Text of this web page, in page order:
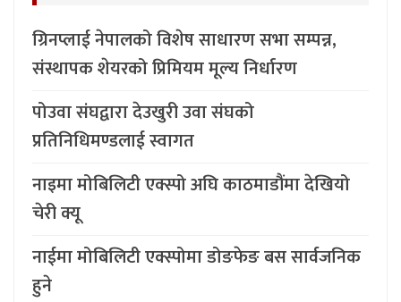
ग्रिनप्लाई नेपालको विशेष साधारण सभा सम्पन्न,
संस्थापक शेयरको प्रिमियम मूल्य निर्धारण
पोउवा संघद्वारा देउखुरी उवा संघको
प्रतिनिधिमण्डलाई स्वागत
नाइमा मोबिलिटी एक्स्पो अघि काठमाडौंमा देखियो
चेरी क्यू
नाईमा मोबिलिटी एक्स्पोमा डोङफेङ बस सार्वजनिक
हुने